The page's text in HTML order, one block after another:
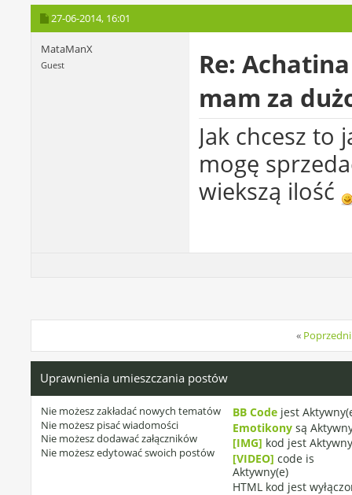
27-06-2014, 16:01
MataManX
Guest
Re:
mam za
Jak chcesz to
mogę
wiekszą ilość
«
Uprawnienia umieszczania postów
Nie możeszzakładać nowych tematów
Nie możesz pisać wiadomości
Nie możeszdodawać załączników
Nie możeszedytować swoich postów
BB Codejest
Emotikonysą
[IMG] kod jest
[VIDEO] code is
Aktywny(e)
HTML kod jest